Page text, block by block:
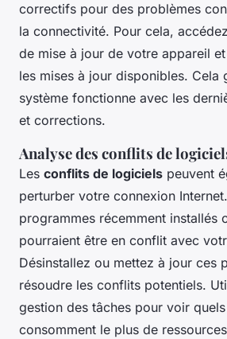
correctifs pour des problèmes
la connectivité. Pour cela,
de mise à jour de votre appareil
les mises à jour disponibles. Cela
système fonctionne avec les
et corrections.
Analyse des conflits de
Les conflits de logiciels peuvent
perturber votre connexion
programmes récemment installés
pourraient être en conflit avec
Désinstallez ou mettez à jour ces
résoudre les conflits potentiels.
gestion des tâches pour voir
consomment le plus de